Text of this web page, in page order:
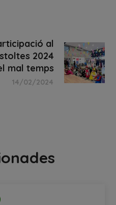
al
2024
mal temps
14/02/2024